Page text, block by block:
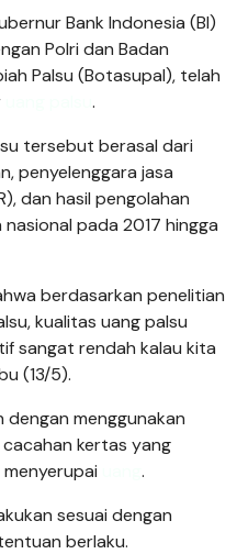
Bank Indonesia (BI)
Polri dan Badan
Palsu (Botasupal), telah
.
tersebut berasal dari
penyelenggara jasa
dan hasil pengolahan
pada 2017 hingga
berdasarkan penelitian
kualitas uang palsu
sangat rendah kalau kita
(13/5).
menggunakan
kertas yang
.
sesuai dengan
berlaku.